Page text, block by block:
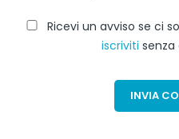
Ricevi un avviso se ci
iscriviti